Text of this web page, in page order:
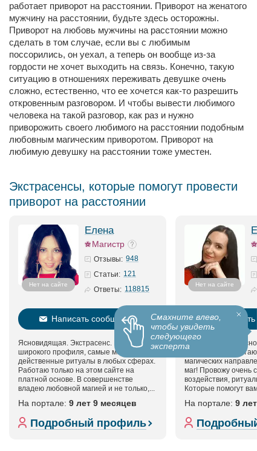
работает приворот на расстоянии. Приворот на женатого
мужчину на расстоянии, будьте здесь осторожны.
Приворот на любовь мужчины на расстоянии можно
сделать в том случае, если вы с любимым
поссорились, он уехал, а теперь он вообще из-за
гордости не хочет выходить на связь. Конечно, такую
ситуацию в отношениях переживать девушке очень
сложно, естественно, что ее хочется как-то разрешить
откровенным разговором. И чтобы вывести любимого
человека на такой разговор, как раз и нужно
приворожить своего любимого на расстоянии подобным
любовным магическим приворотом. Приворот на
любимую девушку на расстоянии тоже уместен.
Экстрасенсы, которые помогут провести
приворот на расстоянии
Смахните влево,
чтобы увидеть
следующего
эксперта
Нет на сайте
Елена
Магистр
Отзывы: 948
Статьи: 121
Ответы: 118815
Написать сообщение
Ясновидящая. Экстрасенс. Маг
широкого профиля, самые мощные и
действенные ритуалы в любых сферах.
Работаю только на этом сайте на
платной основе. В совершенстве
владею любовной магией и не только,...
На портале: 9 лет 9 месяцев
Подробный профиль
Нет на сайте
Потомственная
экстрасенс.
магических
маг! Провожу очень
воздействия,
Которые помогут
На портале: 9